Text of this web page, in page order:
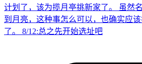
计划了，该为揽月亭挑新家了。 虽然
到月亮，这种事怎么可以，也确实应
了。 8/12:总之先开始选址吧